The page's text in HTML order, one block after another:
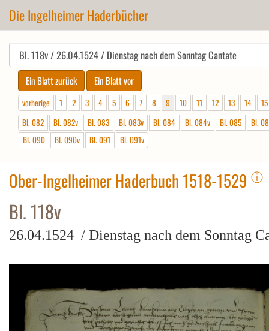
Die Ingelheimer Haderbücher
vorherige 1 2 3 4 5 6 7 8 9 10 11 12 13 14
15
Bl. 082
Bl. 082v Bl. 083 Bl. 083v Bl. 084 Bl. 084v Bl. 085
Bl.
Bl. 090
Bl. 090v Bl. 091 Bl. 091v
Ober-Ingelheimer Haderbuch 1518-1529 ⓘ
Bl. 118v
26.04.1524 / Dienstag nach dem Sonntag